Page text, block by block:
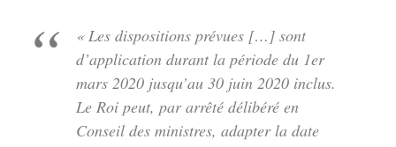
« Les dispositions prévues […] sont
d’application durant la période du 1er
mars 2020 jusqu’au 30 juin 2020 inclus.
Le Roi peut, par arrêté délibéré en
Conseil des ministres, adapter la date